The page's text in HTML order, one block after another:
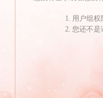
用户组权
您还不是